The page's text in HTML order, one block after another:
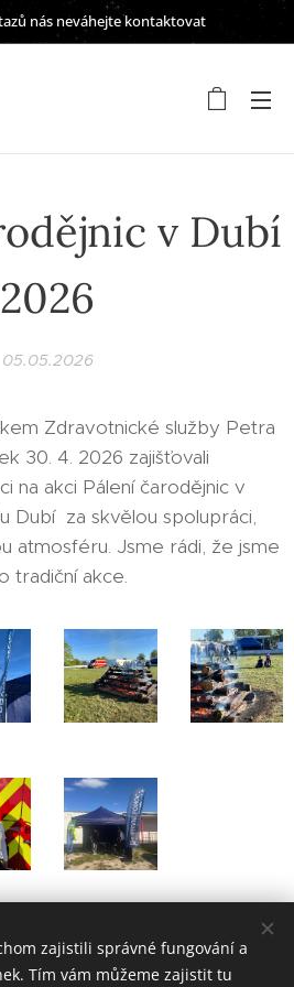
nás neváhejte kontaktovat
v Dubí
2026
05.05.2026
Zdravotnické služby Petra
30. 4. 2026 zajišťovali
na akci Pálení čarodějnic v
Dubí za skvělou spolupráci,
atmosféru. Jsme rádi, že jsme
tradiční akce.
zajistili správné fungování a
Tím vám můžeme zajistit tu